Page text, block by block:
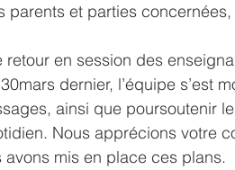
parents et parties concernées,
retour en session des
dernier, l’équipe s’est
ainsi que poursoutenir
Nous apprécions votre
avons mis en place ces plans.